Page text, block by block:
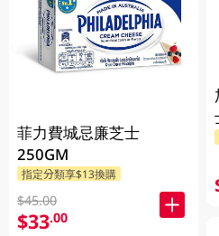
菲力費城忌廉芝士
250GM
指定分類享$13換購
$45.00
$33.00